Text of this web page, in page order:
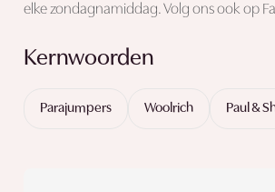
elke zondagnamiddag. Volg ons ook op
Kernwoorden
Parajumpers Woolrich Paul &